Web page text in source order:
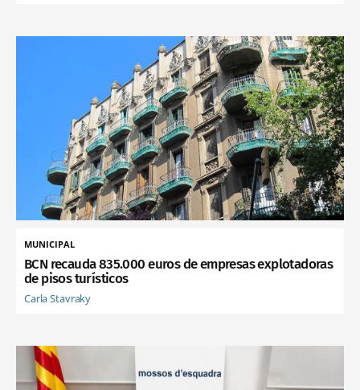
MUNICIPAL
BCN recauda 835.000 euros de empresas explotadoras
de pisos turísticos
Carla Stavraky